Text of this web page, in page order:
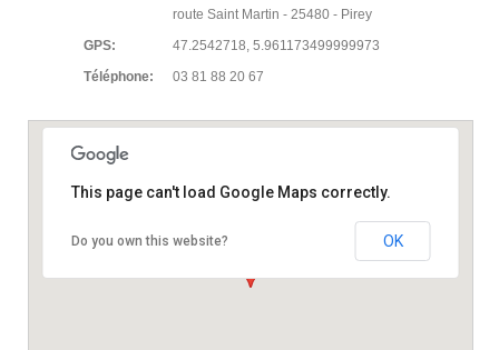
route Saint Martin - 25480 - Pirey
GPS:
47.2542718, 5.961173499999973
Téléphone:
03 81 88 20 67
This page can't load Google Maps correctly.
Do you own this website? OK